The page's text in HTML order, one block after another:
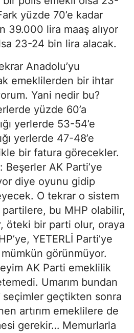
yüzde 70’e kadar
39.000 lira maaş alıyor
23-24 bin lira alacak.
Anadolu’yu
emeklilerden bir ihtar
Yani nedir bu?
yüzde 60’a
yerlerde 53-54’e
yerlerde 47-48’e
bir fatura görecekler.
AK Parti’ye
diye oyunu gidip
O tekrar o sistem
bu MHP olabilir,
öteki bir parti olur, oraya
YETERLİ Parti’ye
görünmüyor.
AK Parti emeklilik
Umarım bundan
seçimler geçtikten sonra
artırım emeklilere de
gerekir… Memurlarla